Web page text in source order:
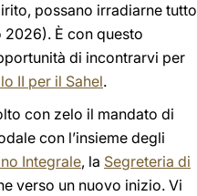
possano irradiarne tutto
2026). È con questo
di incontrarvi per
II per il Sahel.
con zelo il mandato di
con l’insieme degli
Integrale, la Segreteria di
verso un nuovo inizio. Vi